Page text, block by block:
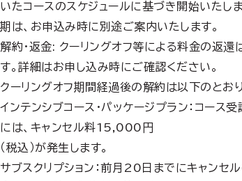
いたコースのスケジュールに基づき開始いたし
期は、お申込み時に別途ご案内いたします。
解約・返金: クーリングオフ等による料金の返還
す。詳細はお申し込み時にご確認ください。
クーリングオフ期間経過後の解約は以下のとおり
インテンシブコース・パッケージプラン：コース
には、キャンセル料15,000円
（税込）が発生します。
サブスクリプション：前月20日までにキャンセ